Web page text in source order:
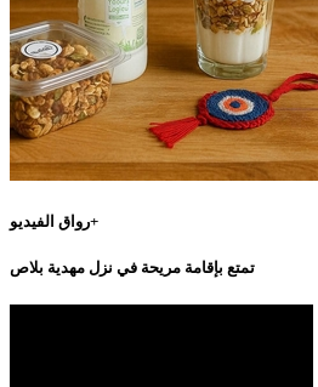
رواق الفيديو+
تمتع بإقامة مريحة في نزل مهدية بلاص